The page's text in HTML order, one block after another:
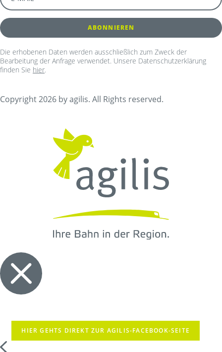
Die erhobenen Daten werden ausschließlich zum Zweck der
Bearbeitung der Anfrage verwendet. Unsere Datenschutzerklärung
finden Sie hier.
Copyright 2026 by agilis. All Rights reserved.
HIER GEHTS DIREKT ZUR AGILIS-FACEBOOK-SEITE